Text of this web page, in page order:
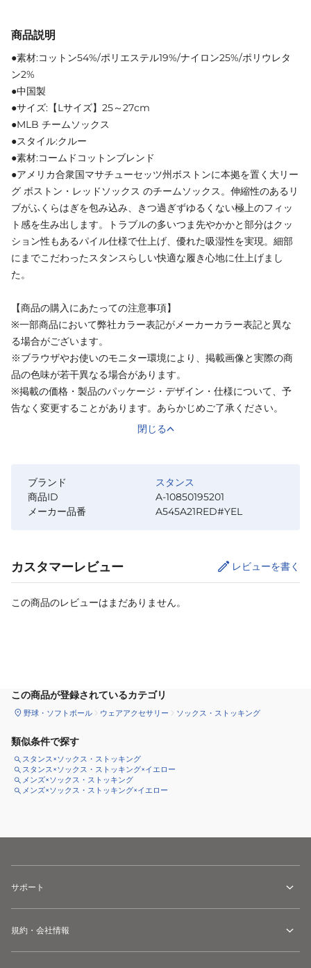
商品説明
●素材:コットン54%/ポリエステル19%/ナイロン25%/ポリウレタ
ン2%
●中国製
●サイズ:【Lサイズ】25～27cm
●MLB チームソックス
●スタイル:クルー
●素材:コームドコットンブレンド
●アメリカ合衆国マサチューセッツ州ボストンに本拠を置く大リー
グ ボストン・レッドソックス のチームソックス。伸縮性のあるリ
ブがふくらはぎを包み込み、きつ過ぎずゆるくない極上のフィッ
ト感を生み出します。トラブルの多いつま先やかかと部分はクッ
ション性もあるパイル仕様で仕上げ、優れた吸湿性を実現。細部
にまでこだわったスタンスらしい快適な履き心地に仕上げまし
た。
【商品の購入にあたっての注意事項】
※一部商品において弊社カラー表記がメーカーカラー表記と異な
る場合がございます。
※ブラウザやお使いのモニター環境により、掲載画像と実際の商
品の色味が若干異なる場合があります。
※掲載の価格・製品のパッケージ・デザイン・仕様について、予
告なく変更することがあります。あらかじめご了承ください。
閉じる
ブランド
スタンス
商品ID
A-10850195201
メーカー品番
A545A21RED#YEL
カスタマーレビュー レビューを書く
この商品のレビューはまだありません。
この商品が登録されているカテゴリ
野球・ソフトボール ウェアアクセサリー ソックス・ストッキング
類似条件で探す
スタンス×ソックス・ストッキング
スタンス×ソックス・ストッキング×イエロー
メンズ×ソックス・ストッキング
メンズ×ソックス・ストッキング×イエロー
サポート
規約・会社情報